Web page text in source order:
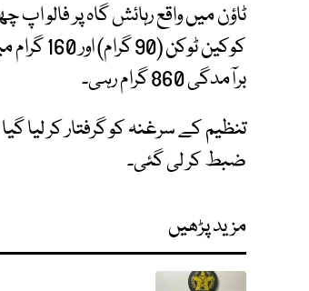
کوکین
برآمدگی 860 گرام رہی۔
تنظیم کے سرغنہ کو گرفتار کر لیا
ضبط کر لی گئی۔
مزید پڑھیں